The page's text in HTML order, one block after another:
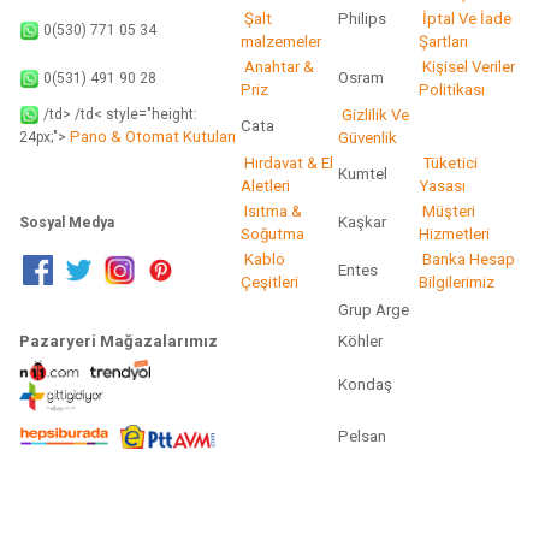
0(530) 771 05 34
Şalt
malzemeler
Philips
İptal Ve İade
Şartları
0(531) 491 90 28
Anahtar &
Priz
Osram
Kişisel Veriler
Politikası
/td> /td< style="height:
24px;"> Pano & Otomat Kutuları
Cata
Gizlilik Ve
Güvenlik
Hırdavat & El
Aletleri
Kumtel
Tüketici
Yasası
Sosyal Medya
Isıtma &
Soğutma
Kaşkar
Müşteri
Hizmetleri
Kablo
Çeşitleri
Entes
Banka Hesap
Bilgilerimiz
Grup Arge
Pazaryeri Mağazalarımız
Köhler
Kondaş
Pelsan